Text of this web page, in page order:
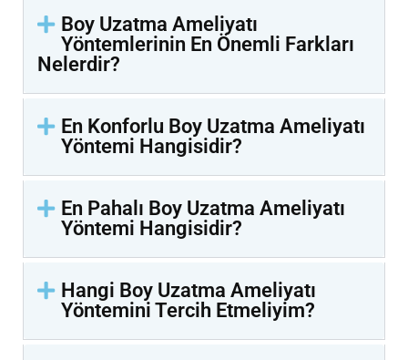
Boy Uzatma Ameliyatı
Yöntemlerinin En Önemli Farkları
Nelerdir?
En Konforlu Boy Uzatma Ameliyatı
Yöntemi Hangisidir?
En Pahalı Boy Uzatma Ameliyatı
Yöntemi Hangisidir?
Hangi Boy Uzatma Ameliyatı
Yöntemini Tercih Etmeliyim?